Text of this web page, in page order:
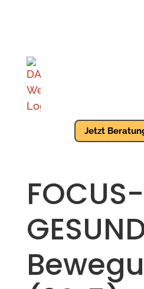
Jetzt
FOCUS-